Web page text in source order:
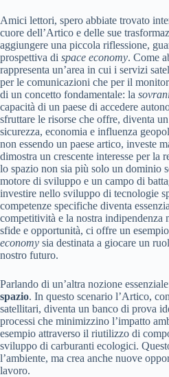
Amici lettori, spero abbiate trovato
cuore dell’Artico e delle sue
aggiungere una piccola riflessione,
prospettiva di space economy. Come
rappresenta un’area in cui i servizi
per le comunicazioni che per il
di un concetto fondamentale: la
capacità di un paese di accedere
sfruttare le risorse che offre, diventa
sicurezza, economia e influenza
non essendo un paese artico, investe
dimostra un crescente interesse per la
lo spazio non sia più solo un dominio
motore di sviluppo e un campo di
investire nello sviluppo di tecnologie
competenze specifiche diventa
competitività e la nostra indipendenza
sfide e opportunità, ci offre un
economy sia destinata a giocare un
nostro futuro.
Parlando di un’altra nozione
spazio. In questo scenario l’Artico,
satellitari, diventa un banco di prova
processi che minimizzino l’impatto
esempio attraverso il riutilizzo di
sviluppo di carburanti ecologici.
l’ambiente, ma crea anche nuove
lavoro.